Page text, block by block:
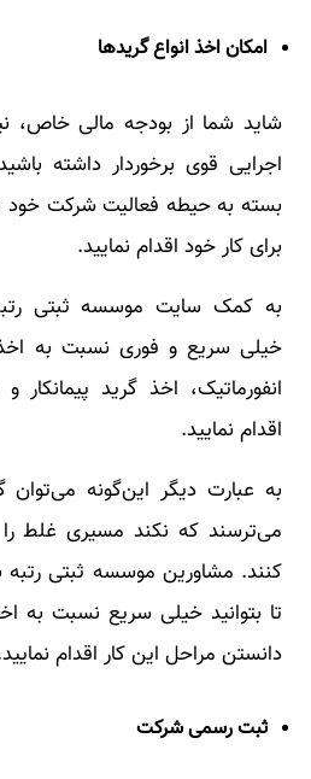
امکان اخذ انواع گریدها
شاید شما از بودجه مالی خاص،
اجرایی قوی برخوردار داشته
بسته به حیطه فعالیت شرکت خود
برای کار خود اقدام نمایید.
به کمک سایت موسسه ثبتی
خیلی سریع و فوری نسبت به
انفورماتیک، اخذ گرید
اقدام نمایید.
به عبارت دیگر این‌گونه می‌توان
می‌ترسند که نکند مسیری غلط
کنند. مشاورین موسسه ثبتی
تا بتوانید خیلی سریع نسبت به
دانستن مراحل این کار اقدام
ثبت رسمی شرکت